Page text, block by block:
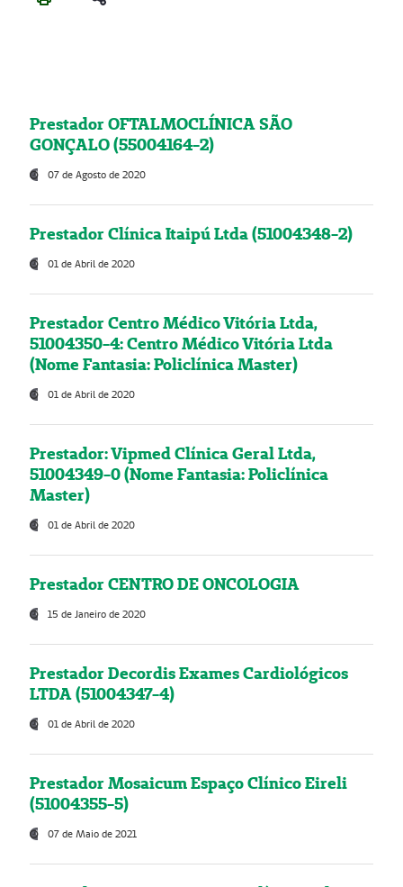
Prestador OFTALMOCLÍNICA SÃO
GONÇALO (55004164-2)
07 de Agosto de 2020
Prestador Clínica Itaipú Ltda (51004348-2)
01 de Abril de 2020
Prestador Centro Médico Vitória Ltda,
51004350-4: Centro Médico Vitória Ltda
(Nome Fantasia: Policlínica Master)
01 de Abril de 2020
Prestador: Vipmed Clínica Geral Ltda,
51004349-0 (Nome Fantasia: Policlínica
Master)
01 de Abril de 2020
Prestador CENTRO DE ONCOLOGIA
15 de Janeiro de 2020
Prestador Decordis Exames Cardiológicos
LTDA (51004347-4)
01 de Abril de 2020
Prestador Mosaicum Espaço Clínico Eireli
(51004355-5)
07 de Maio de 2021